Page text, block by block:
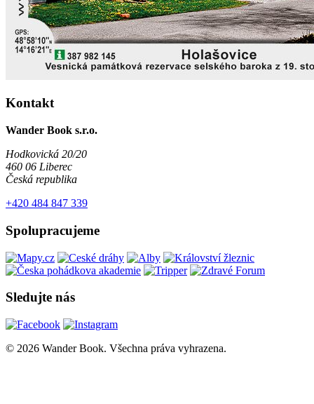
Kontakt
Wander Book s.r.o.
Hodkovická 20/20
460 06 Liberec
Česká republika
+420 484 847 339
Spolupracujeme
Sledujte nás
© 2026 Wander Book. Všechna práva vyhrazena.